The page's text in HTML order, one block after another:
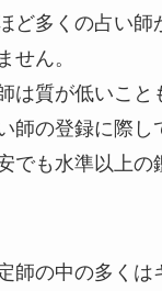
ど多くの占い師
せん。
は質が低いこと
師の登録に際し
でも水準以上の
師の中の多くは